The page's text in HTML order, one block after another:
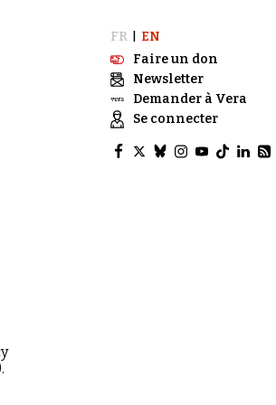
FR
EN
Faire un don
Newsletter
Demander à Vera
Se connecter